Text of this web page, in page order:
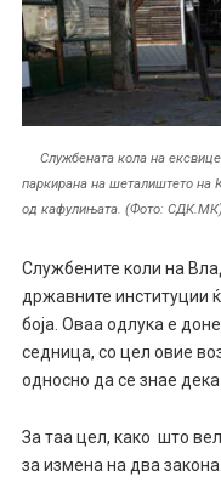
Службената кола на
паркирана на шеталиштето на
од кафулињата. (Фото: СДК.МК)
Службените коли на
државните институции
боја. Оваа одлука е
седница, со цел овие
односно да се знае
За таа цел, како што
за измена на два закона.